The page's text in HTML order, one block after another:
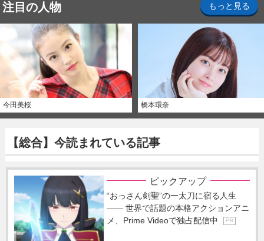
注目の人物 もっと見る
今田美桜 橋本環奈
【総合】今読まれている記事
ピックアップ
“おっさん剣聖”の一太刀に宿る人生
―― 世界で話題の本格アクションアニ
メ、Prime Videoで独占配信中
P R